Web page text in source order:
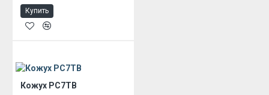
Купить
Кожух РС7ТВ